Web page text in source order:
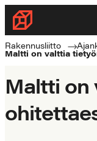
Siirry
suoraan
sisältöön
Rakennusliitto
Rakennusalan
ammattilaisten
Rakennusliitto
Maltti on valttia
Maltti on